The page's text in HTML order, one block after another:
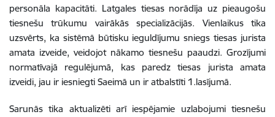
personāla kapacitāti. Latgales tiesas norādīja uz pieaugošu
tiesnešu trūkumu vairākās specializācijās. Vienlaikus tika
uzsvērts, ka sistēmā būtisku ieguldījumu sniegs tiesas jurista
amata izveide, veidojot nākamo tiesnešu paaudzi. Grozījumi
normatīvajā regulējumā, kas paredz tiesas jurista amata
izveidi, jau ir iesniegti Saeimā un ir atbalstīti 1.lasījumā.
Sarunās tika aktualizēti arī iespējamie uzlabojumi tiesnešu